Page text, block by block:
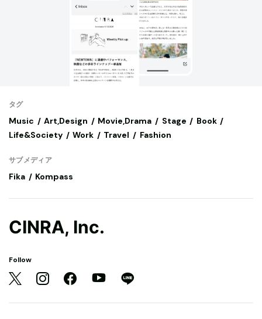
タグ
Music Art,Design Movie,Drama Stage
Book
Life&Society
Work Travel Fashion
サブメディア
Fika Kompass
CINRA, Inc.
Follow